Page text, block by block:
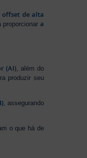
offset de alta
proporcionar a
(AI), além do
produzir seu
, assegurando
o que há de